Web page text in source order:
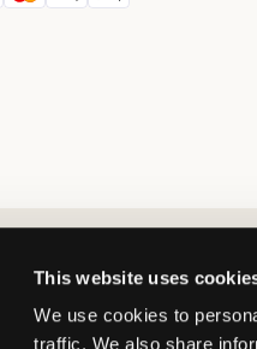
This website uses
We use cookies to
traffic. We also share